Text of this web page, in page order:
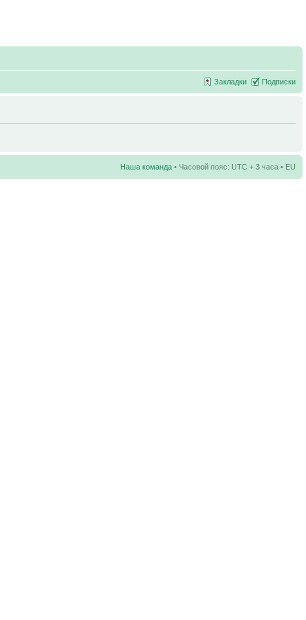
Закладки Подписки
Наша команда • Часовой пояс: UTC + 3 часа • EU